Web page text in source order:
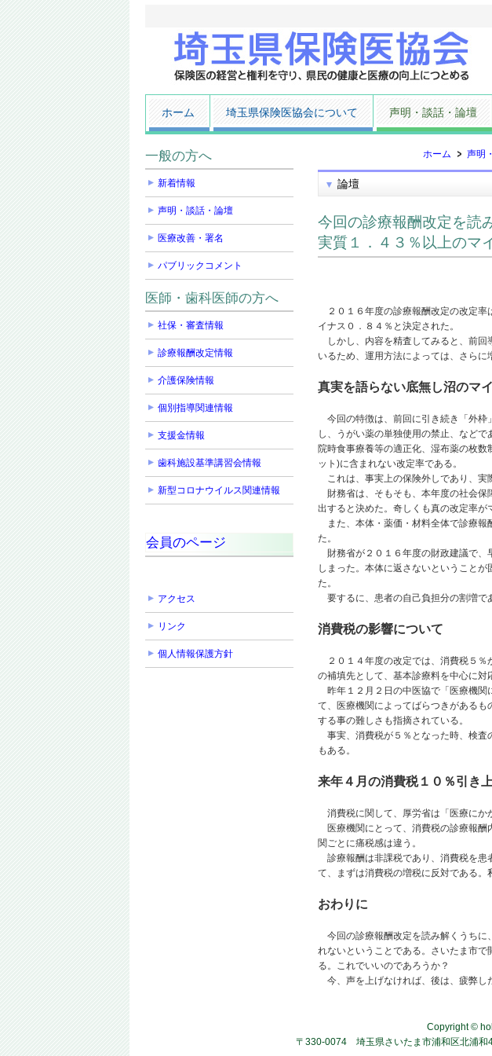
ホーム 埼玉県保険医協会について 声明・談話・論壇
ホーム 声明
論壇
今回の診療報酬改定を読
実質１．４３％以上のマ
２０１６年度の診療報酬改定の改定率
イナス０．８４％と決定された。
しかし、内容を精査してみると、前回
いるため、運用方法によっては、さらに
真実を語らない底無し沼のマ
今回の特徴は、前回に引き続き「外枠
し、うがい薬の単独使用の禁止、など
院時食事療養等の適正化、湿布薬の枚
ット)に含まれない改定率である。
これは、事実上の保険外しであり、実
財務省は、そもそも、本年度の社会保
出すると決めた。奇しくも真の改定率
また、本体・薬価・材料全体で診療報
た。
財務省が２０１６年度の財政建議で、
しまった。本体に返さないということ
た。
要するに、患者の自己負担分の割増で
消費税の影響について
２０１４年度の改定では、消費税５％
の補填先として、基本診療料を中心に対
昨年１２月２日の中医協で「医療機関
て、医療機関によってばらつきがある
する事の難しさも指摘されている。
事実、消費税が５％となった時、検査
もある。
来年４月の消費税１０％引き
消費税に関して、厚労省は「医療にか
医療機関にとって、消費税の診療報酬
関ごとに痛税感は違う。
診療報酬は非課税であり、消費税を患
て、まずは消費税の増税に反対である。
おわりに
今回の診療報酬改定を読み解くうちに
れないということである。さいたま市
る。これでいいのであろうか？
今、声を上げなければ、後は、疲弊し
一般の方へ
新着情報
声明・談話・論壇
医療改善・署名
パブリックコメント
医師・歯科医師の方へ
社保・審査情報
診療報酬改定情報
介護保険情報
個別指導関連情報
支援金情報
歯科施設基準講習会情報
新型コロナウイルス関連情報
会員のページ
アクセス
リンク
個人情報保護方針
Copyright ©
〒330-0074 埼玉県さいたま市浦和区北浦